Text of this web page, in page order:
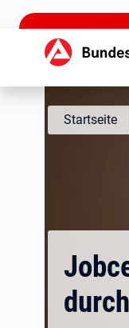
zu den Hauptinhalten
Startseite